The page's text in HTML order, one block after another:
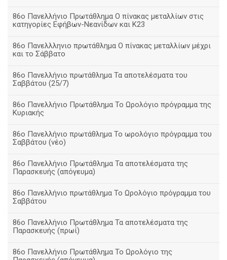
86ο Πανελλήνιο Πρωτάθλημα Ο πίνακας μεταλλίων στις
κατηγορίες Εφήβων-Νεανίδων και Κ23
86ο Πανελλληνιο πρωτάθλημα Ο πίνακας μεταλλίων μέχρι
και το Σάββατο
86ο Πανελλήνιο πρωτάθλημα Τα αποτελέσματα του
Σαββάτου (25/7)
86o Πανελλήνιο Πρωτάθλημα Το Ωρολόγιο πρόγραμμα της
Κυριακής
86ο Πανελλήνιο πρωτάθλημα Το ωρολόγιο πρόγραμμα του
Σαββάτου (νέο)
86ο Πανελλήνιο Πρωτάθλημα Τα αποτελέσματα της
Παρασκευής (απόγευμα)
86ο Πανελλήνιο πρωτάθλημα Το Ωρολόγιο πρόγραμμα του
Σαββάτου
86ο Πανελλήνιο Πρωτάθλημα Τα αποτελέσματα της
Παρασκευής (πρωί)
86ο Πανελλήνιο Πρωτάθλημα Το Ωρολόγιο της